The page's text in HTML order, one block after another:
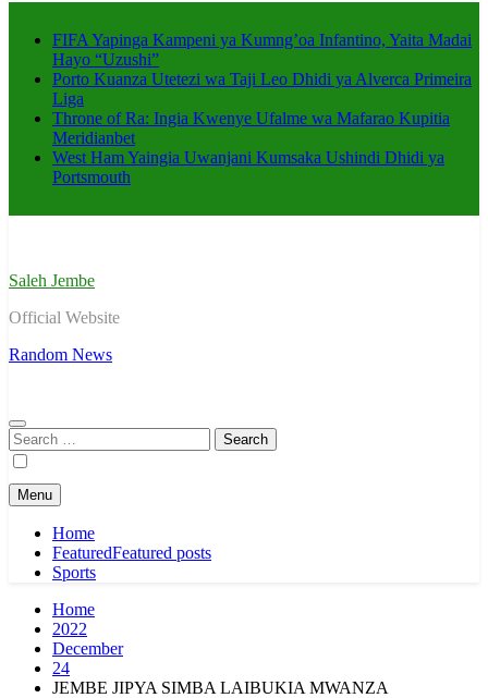
FIFA Yapinga Kampeni ya Kumng’oa Infantino, Yaita Madai
Hayo “Uzushi”
Porto Kuanza Utetezi wa Taji Leo Dhidi ya Alverca Primeira
Liga
Throne of Ra: Ingia Kwenye Ufalme wa Mafarao Kupitia
Meridianbet
West Ham Yaingia Uwanjani Kumsaka Ushindi Dhidi ya
Portsmouth
Saleh Jembe
Official Website
Random News
Search
for:
Menu
Home
FeaturedFeatured posts
Sports
Home
2022
December
24
JEMBE JIPYA SIMBA LAIBUKIA MWANZA